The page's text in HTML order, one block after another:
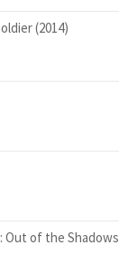
(2014)
Out of the Shadows